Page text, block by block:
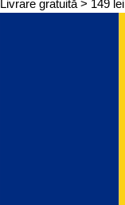
Livrare gratuită > 149 lei